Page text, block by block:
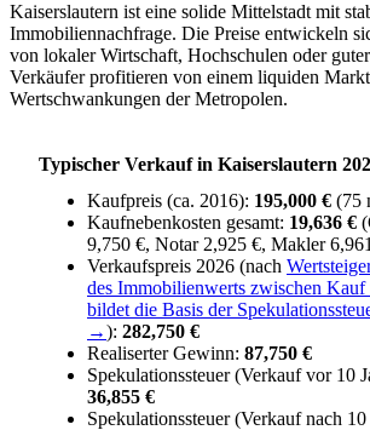
Kaiserslautern ist eine solide Mittelstadt mit
Immobiliennachfrage. Die Preise entwickeln
von lokaler Wirtschaft, Hochschulen oder
Verkäufer profitieren von einem liquiden
Wertschwankungen der Metropolen.
Typischer Verkauf in Kaiserslautern
Kaufpreis (ca. 2016): 195,000 € (75
Kaufnebenkosten gesamt: 19,636 €
9,750 €, Notar 2,925 €, Makler
Verkaufspreis 2026 (nach
des Immobilienwerts zwischen
bildet die Basis der
→): 282,750 €
Realiserter Gewinn: 87,750 €
Spekulationssteuer (Verkauf vor 10
36,855 €
Spekulationssteuer (Verkauf nach 10